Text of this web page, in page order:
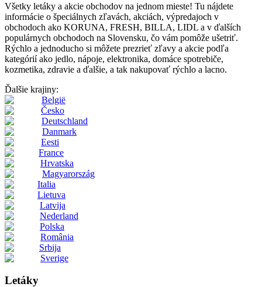
Všetky letáky a akcie obchodov na jednom mieste! Tu nájdete
informácie o špeciálnych zľavách, akciách, výpredajoch v
obchodoch ako KORUNA, FRESH, BILLA, LIDL a v ďalších
populárnych obchodoch na Slovensku, čo vám pomôže ušetriť.
Rýchlo a jednoducho si môžete prezrieť zľavy a akcie podľa
kategórií ako jedlo, nápoje, elektronika, domáce spotrebiče,
kozmetika, zdravie a ďalšie, a tak nakupovať rýchlo a lacno.
Ďalšie krajiny:
België
Česko
Deutschland
Danmark
Eesti
France
Hrvatska
Magyarország
Italia
Lietuva
Latvija
Nederland
Polska
România
Srbija
Sverige
Letáky